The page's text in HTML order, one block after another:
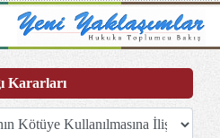
Kararları